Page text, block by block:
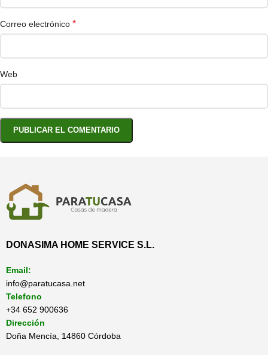
Correo electrónico *
Web
DONASIMA HOME SERVICE S.L.
Email:
info@paratucasa.net
Telefono
+34 652 900636
Dirección
Doña Mencía, 14860 Córdoba